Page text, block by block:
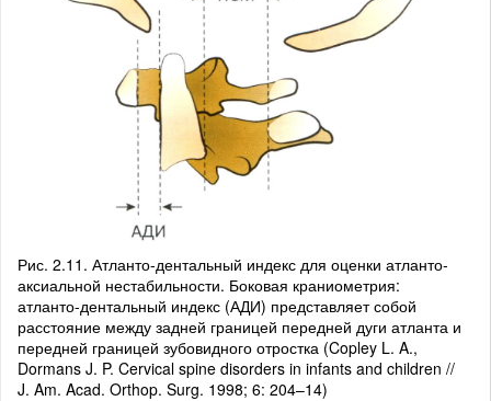
Рис. 2.11. Атланто-дентальный индекс для оценки атланто-
аксиальной нестабильности. Боковая краниометрия:
атланто-дентальный индекс (АДИ) представляет собой
расстояние между задней границей передней дуги атланта и
передней границей зубовидного отростка (Copley L. A.,
Dormans J. P. Cervical spine disorders in infants and children //
J. Am. Acad. Orthop. Surg. 1998; 6: 204–14)